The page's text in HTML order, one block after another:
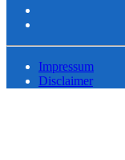
Impressum
Disclaimer